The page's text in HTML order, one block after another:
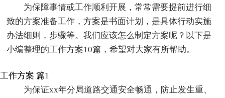
为保障事情或工作顺利开展，常常需要提前进行细
致的方案准备工作，方案是书面计划，是具体行动实施
办法细则，步骤等。我们应该怎么制定方案呢？以下是
小编整理的工作方案10篇，希望对大家有所帮助。
工作方案 篇1
为保证xx年分局道路交通安全畅通，防止发生重、